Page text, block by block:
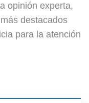
opinión experta,
destacados
para la atención